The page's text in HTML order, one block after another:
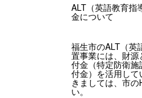
ALT（英語教育指
金について
福生市のALT（英
置事業には、財
付金（特定防衛
付金）を活用し
きましては、市の
い。